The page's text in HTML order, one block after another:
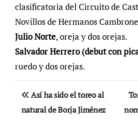
clasificatoria del Circuito de
Novillos de Hermanos
Julio Norte, oreja y dos orejas.
Salvador Herrero (debut con
ruedo y dos orejas.
Navegación
de
Así ha sido el toreo al
natural de Borja Jiménez